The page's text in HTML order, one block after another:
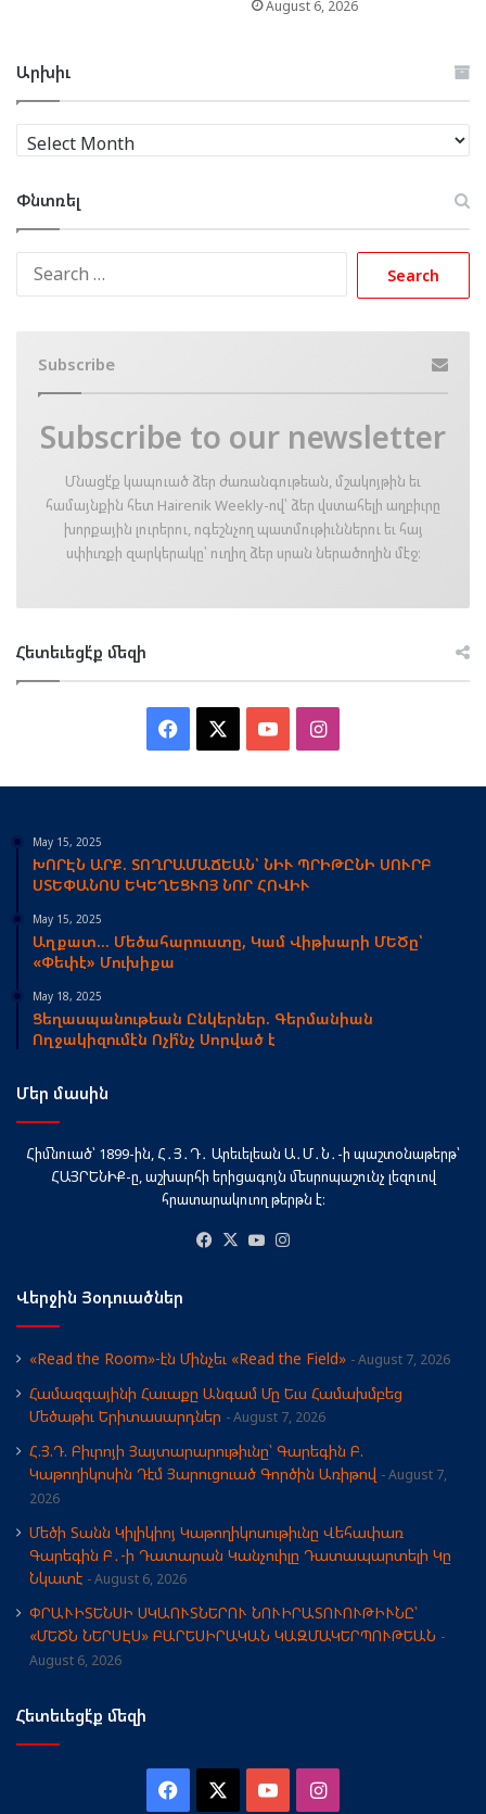
August 6, 2026
Արխիւ
Արխիւ
Փնտռել
Subscribe
Subscribe to our newsletter
Մնացէ՛ք կապուած ձեր ժառանգութեան, մշակոյթին եւ
համայնքին հետ Hairenik Weekly-ով՝ ձեր վստահելի աղբիւրը
խորքային լուրերու, ոգեշնչող պատմութիւններու եւ հայ
սփիւռքի զարկերակը՝ ուղիղ ձեր սրան ներածողին մէջ։
Հետեւեցէ՛ք մեզի
Facebook YouTubeInstagram
May 15, 2025
ԽՈՐԷՆ ԱՐՔ. ՏՈՂՐԱՄԱՃԵԱՆ՝ ՆԻՒ ՊՐԻԹԸՆԻ ՍՈՒՐԲ
ՍՏԵՓԱՆՈՍ ԵԿԵՂԵՑՒՈՅ ՆՈՐ ՀՈՎԻՒ
May 15, 2025
Աղքատ… Մեծահարուստը, Կամ Վիթխարի ՄԵԾը՝
«Փեփէ» Մուխիքա
May 18, 2025
Ցեղասպանութեան Ընկերներ. Գերմանիան
Ողջակիզումէն Ոչի՞նչ Սորված է
Մեր մասին
Հիմնուած՝ 1899-ին, Հ․Յ․Դ․ Արեւելեան Ա․Մ․Ն․-ի պաշտօնաթերթ՝
ՀԱՅՐԵՆԻՔ-ը, աշխարհի երիցագոյն մեսրոպաշունչ լեզուով
հրատարակուող թերթն է։
Facebook
X YouTube
Վերջին Յօդուածներ
«Read the Room»-էն Մինչեւ «Read the Field» August 7, 2026
Համազգայինի Հաւաքը Անգամ Մը Եւս Համախմբեց
Մեծաթիւ Երիտասարդներ
August 7, 2026
Հ.Յ.Դ. Բիւրոյի Յայտարարութիւնը՝ Գարեգին Բ.
Կաթողիկոսին Դէմ Յարուցուած Գործին Առիթով
August 7,
2026
Մեծի Տանն Կիլիկիոյ Կաթողիկոսութիւնը Վեհափառ
Գարեգին Բ․-ի Դատարան Կանչուիլը Դատապարտելի Կը
Նկատէ
August 6, 2026
ՓՐԱՒԻՏԵՆՍԻ ՍԿԱՈՒՏՆԵՐՈՒ ՆՈՒԻՐԱՏՈՒՈՒԹԻՒՆԸ՝
«ՄԵԾՆ ՆԵՐՍԷՍ» ԲԱՐԵՍԻՐԱԿԱՆ ԿԱԶՄԱԿԵՐՊՈՒԹԵԱՆ
August 6, 2026
Հետեւեցէ՛ք մեզի
Facebook YouTubeInstagram